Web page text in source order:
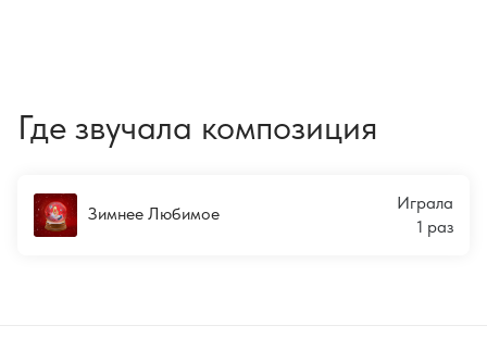
Где звучала композиция
Зимнее Любимое
Играла
1 раз